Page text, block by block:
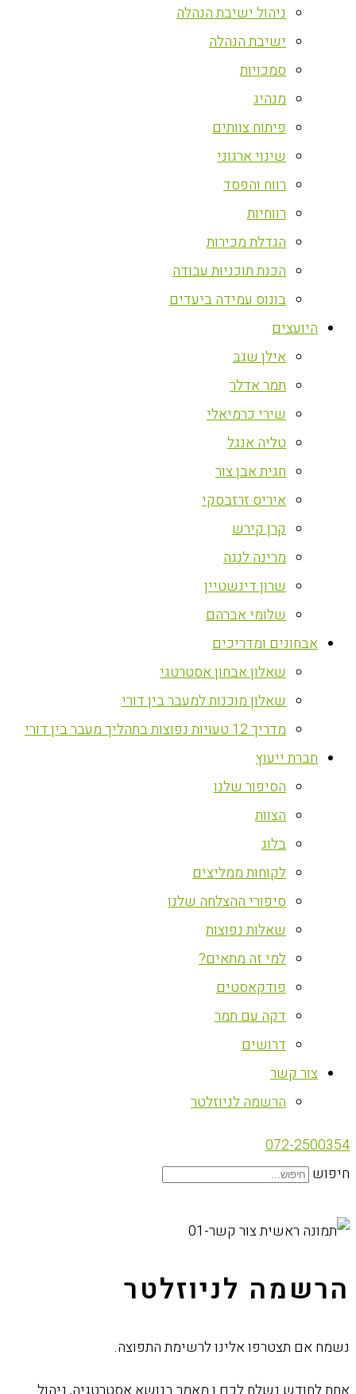
ניהול ישיבת הנהלה
ישיבת הנהלה
סמכויות
מנהיג
פיתוח צוותים
שינוי ארגוני
רווח והפסד
רווחיות
הגדלת מכירות
הכנת תוכניות עבודה
בונוס עמידה ביעדים
היועצים
אילן שגב
תמר אדלר
שירי כרמיאלי
טליה אנגל
חגית אבן צור
איריס זרזבסקי
קרן קירש
מרינה לנגה
שרון דינשטיין
שלומי אברהם
אבחונים ומדריכים
שאלון אבחון אסטרטגי
שאלון מוכנות למעבר בין דורי
מדריך 12 טעויות נפוצות בתהליך מעבר בין דורי
חברת ייעוץ
הסיפור שלנו
הצוות
בלוג
לקוחות ממליצים
סיפורי ההצלחה שלנו
שאלות נפוצות
למי זה מתאים?
פודקאסטים
דקה עם תמר
דרושים
צור קשר
הרשמה לניוזלטר
072-2500354
חיפוש
הרשמה לניוזלטר
נשמח אם תצטרפו אלינו לרשימת התפוצה.